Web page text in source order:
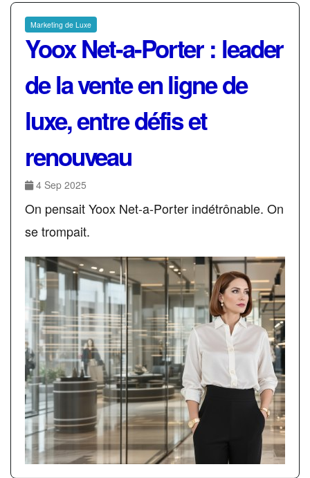
Marketing de Luxe
Yoox Net-a-Porter : leader
de la vente en ligne de
luxe, entre défis et
renouveau
4 Sep 2025
On pensait Yoox Net-a-Porter indétrônable. On
se trompait.